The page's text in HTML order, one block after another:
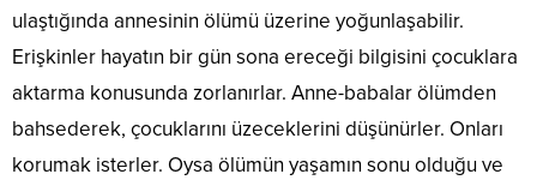
ulaştığında annesinin ölümü üzerine yoğunlaşabilir.
Erişkinler hayatın bir gün sona ereceği bilgisini çocuklara
aktarma konusunda zorlanırlar. Anne-babalar ölümden
bahsederek, çocuklarını üzeceklerini düşünürler. Onları
korumak isterler. Oysa ölümün yaşamın sonu olduğu ve